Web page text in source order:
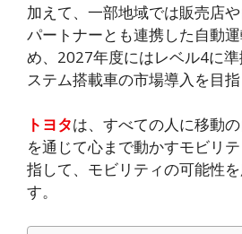
加えて、一部地域では販売店
パートナーとも連携した自動
め、2027年度にはレベル4に
ステム搭載車の市場導入を目指
トヨタは、すべての人に移動
を通じて心まで動かすモビリ
指して、モビリティの可能性
す。